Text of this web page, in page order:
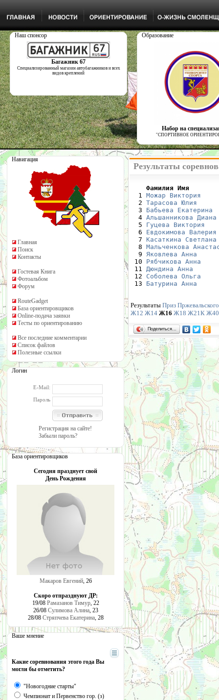
Наш спонсор
Багажник 67
Специализированный магазин автобагажников и всех
видов креплений
Образование
Набор на
"СПОРТИВНОЕ
Навигация
Главная
Поиск
Контакты
Гостевая Книга
Фотоальбом
Форум
RouteGadget
База ориентировщиков
Online-подача заявки
Тесты по ориентированию
Все последние комментарии
Список файлов
Полезные ссылки
Логин
E-Mail:
Пароль
Регистрация на сайте!
Забыли пароль?
База ориентировщиков
Сегодня празднует свой
День Рождения
Макаров Евгений, 26
Скоро отпразднуют ДР:
19/08 Рамазанов Тимур, 22
26/08 Сулимова Алина, 23
28/08 Стряпчева Екатерина, 28
Ваше мнение
Какие соревнования этого года Вы
могли бы отметить?
"Новогодние старты"
Чемпионат и Первенство гор. (з)
Результаты
Фамилия Имя
1 Можар Виктория
  2
Тарасова Юлия
  3
Бабьева Екатерина
  4
Альшанникова Диана
  5
Гуцева Виктория
  6
Евдокимова Валерия
  7
Касаткина Светлана
  8
Мальченкова
  9
Яковлева Анна
10 Рябчикова Анна
11 Дюндина Анна
12 Соболева Ольга
13 Батурина Анна
Результаты Приз
Ж12 Ж14 Ж16 Ж18 Ж21К Ж40
Поделиться…